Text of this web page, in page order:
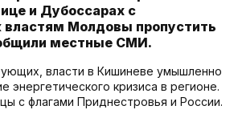
и Дубоссарах с
властям Молдовы пропустить
местные СМИ.
власти в Кишиневе умышленно
энергетического кризиса в регионе.
с флагами Приднестровья и России.